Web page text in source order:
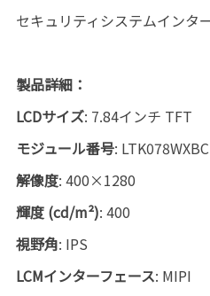
セキュリティシステムインタ
製品詳細：
LCDサイズ: 7.84インチ TFT
モジュール番号:
解像度: 400×1280
輝度 (cd/m²): 400
視野角: IPS
LCMインターフェース: MIPI